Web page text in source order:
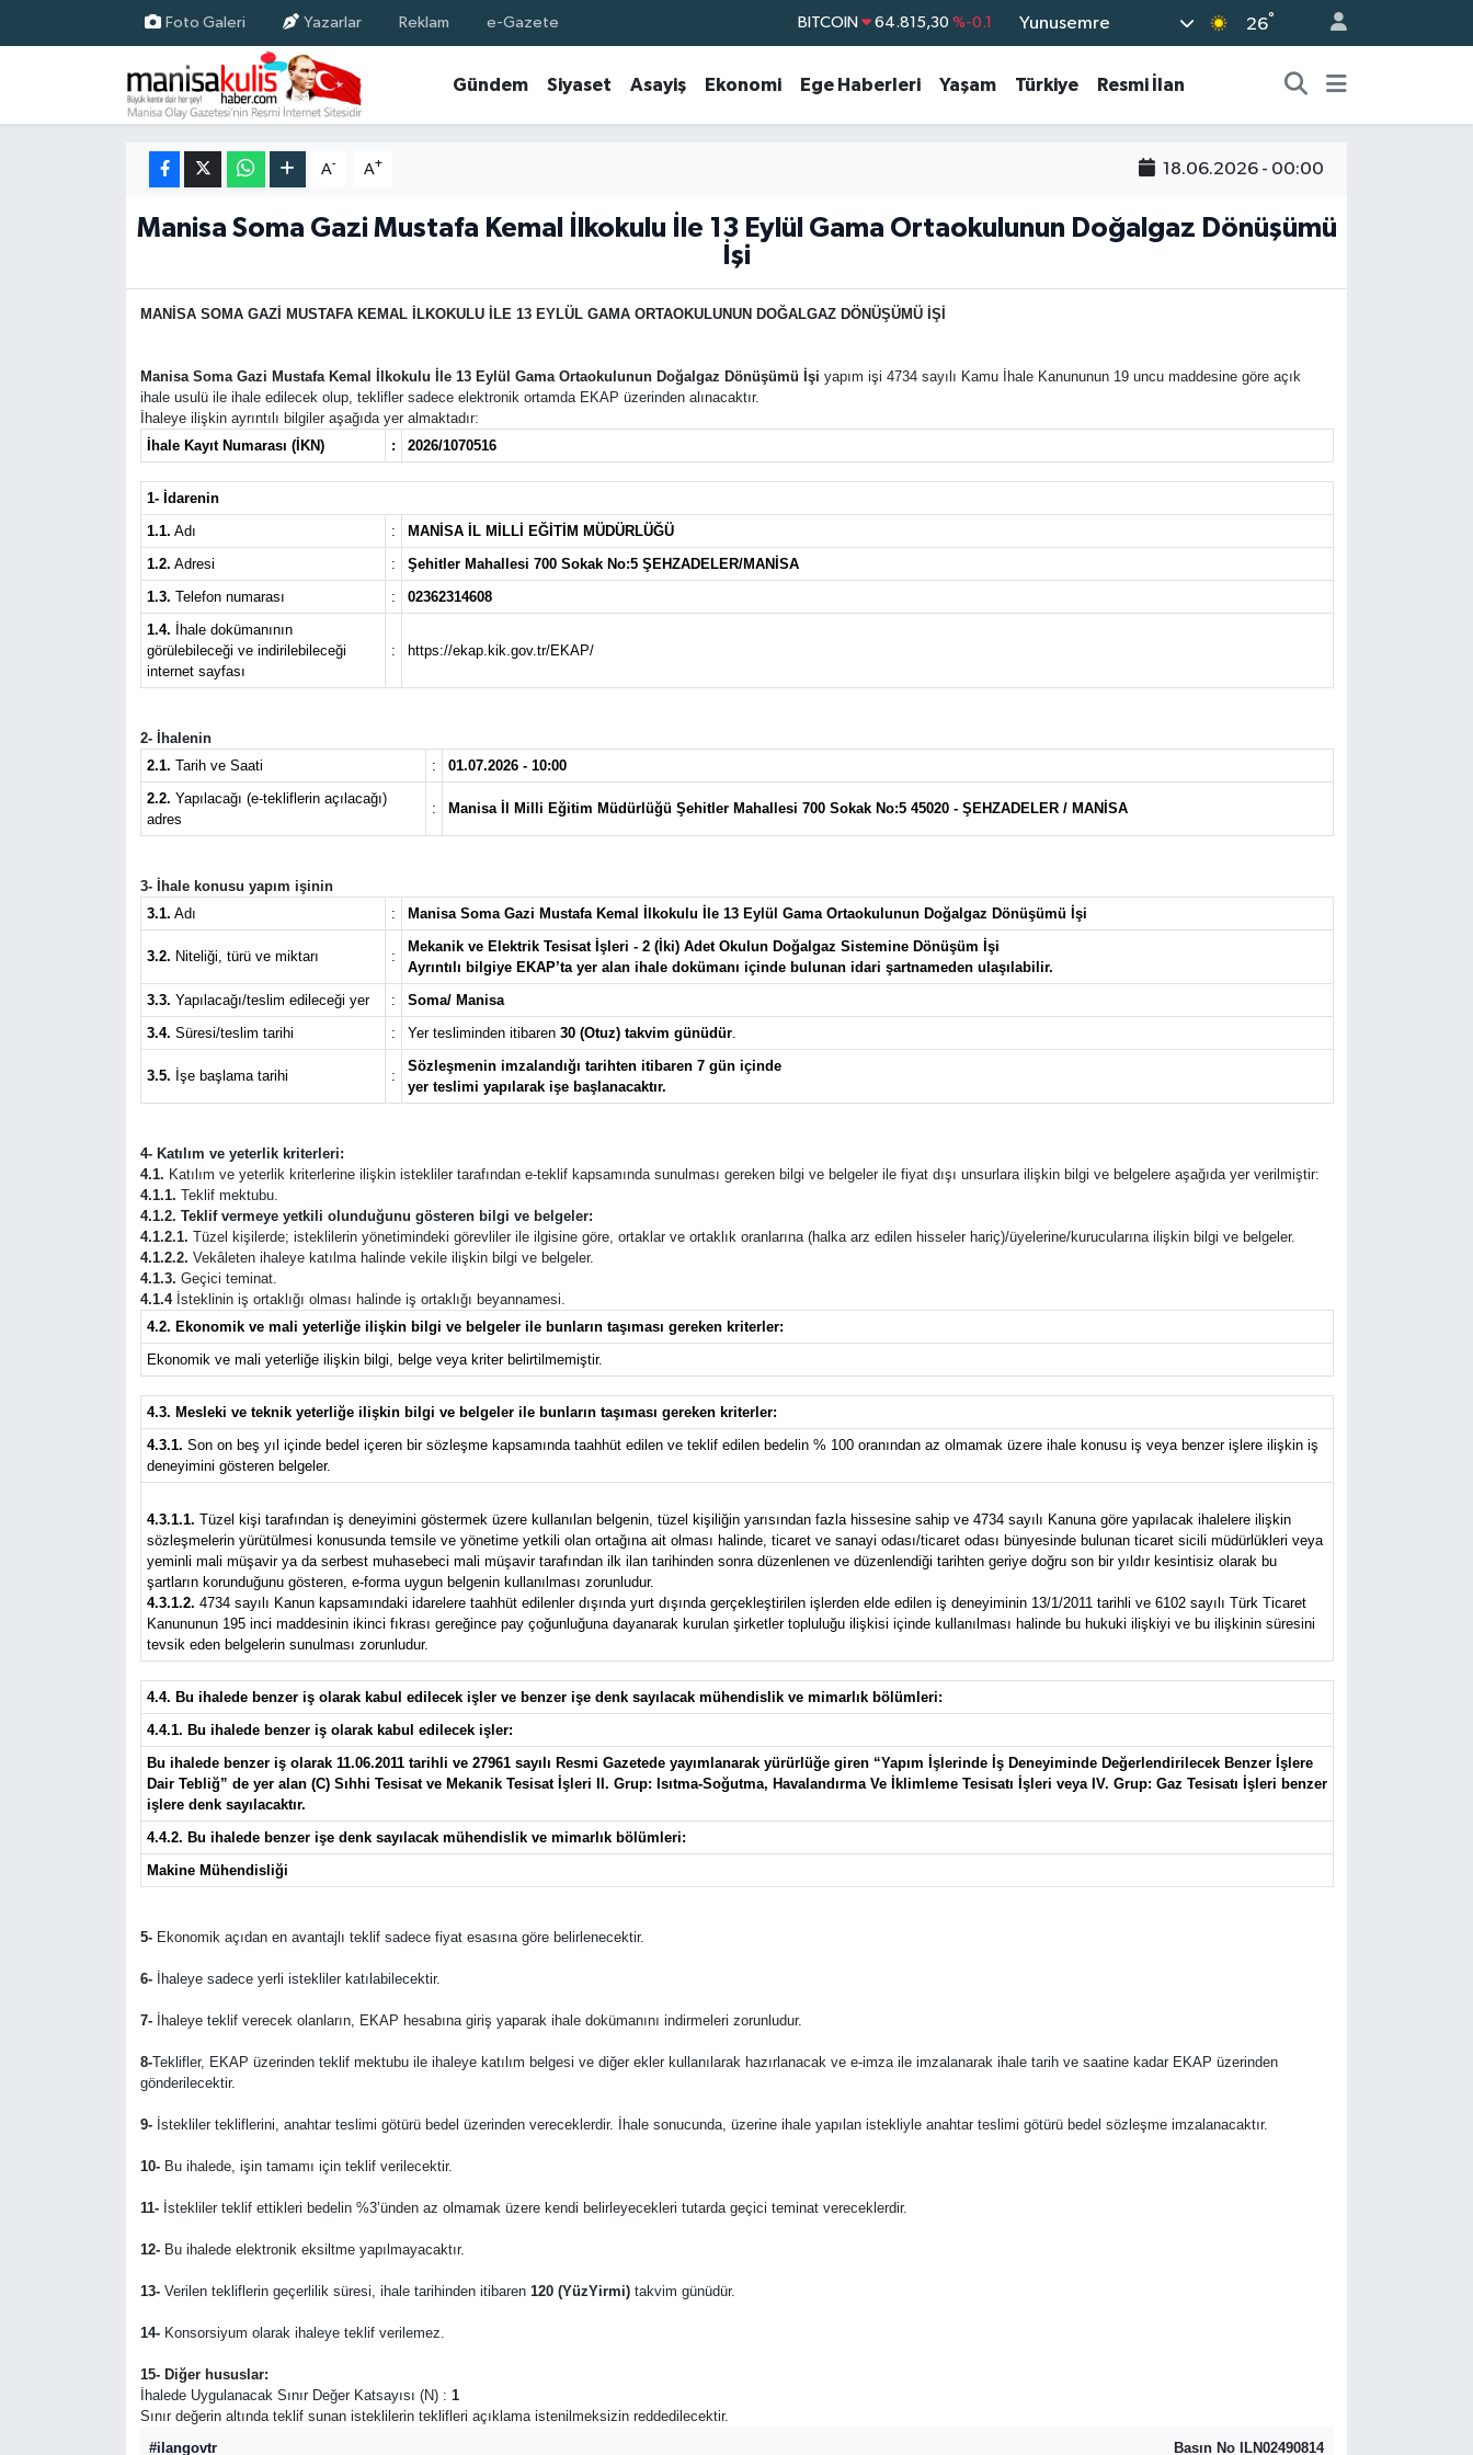
Foto Galeri Yazarlar Reklam e-Gazete BITCOIN 64.815,30 %-0.1
BİST100 13.779 %-14
Yunusemre 26°
Gündem Siyaset Asayiş Ekonomi Ege Haberleri Yaşam Türkiye Resmi İlan
A- A+ 18.06.2026 - 00:00
Manisa Soma Gazi Mustafa Kemal İlkokulu İle 13 Eylül Gama Ortaokulunun Doğalgaz Dönüşümü
İşi
MANİSA SOMA GAZİ MUSTAFA KEMAL İLKOKULU İLE 13 EYLÜL GAMA ORTAOKULUNUN DOĞALGAZ DÖNÜŞÜMÜ İŞİ
Manisa Soma Gazi Mustafa Kemal İlkokulu İle 13 Eylül Gama Ortaokulunun Doğalgaz Dönüşümü İşi yapım işi 4734 sayılı Kamu İhale Kanununun 19 uncu maddesine göre açık
ihale usulü ile ihale edilecek olup, teklifler sadece elektronik ortamda EKAP üzerinden alınacaktır.
İhaleye ilişkin ayrıntılı bilgiler aşağıda yer almaktadır:
İhale Kayıt Numarası (İKN)
: 2026/1070516
1- İdarenin
1.1. Adı :
MANİSA İL MİLLİ EĞİTİM MÜDÜRLÜĞÜ
1.2. Adresi :
Şehitler Mahallesi 700 Sokak No:5 ŞEHZADELER/MANİSA
1.3. Telefon numarası :
02362314608
1.4. İhale dokümanının
görülebileceği ve indirilebileceği
internet sayfası
: https://ekap.kik.gov.tr/EKAP/
2- İhalenin
2.1. Tarih ve Saati :
01.07.2026 - 10:00
2.2. Yapılacağı (e-tekliflerin açılacağı)
adres
: Manisa İl Milli Eğitim Müdürlüğü Şehitler Mahallesi 700 Sokak No:5 45020 - ŞEHZADELER / MANİSA
3- İhale konusu yapım işinin
3.1. Adı : Manisa Soma Gazi Mustafa Kemal İlkokulu İle 13 Eylül Gama Ortaokulunun Doğalgaz Dönüşümü İşi
3.2. Niteliği, türü ve miktarı :
Mekanik ve Elektrik Tesisat İşleri - 2 (İki) Adet Okulun Doğalgaz Sistemine Dönüşüm İşi
Ayrıntılı bilgiye EKAP’ta yer alan ihale dokümanı içinde bulunan idari şartnameden ulaşılabilir.
3.3. Yapılacağı/teslim edileceği yer :
Soma/ Manisa
3.4. Süresi/teslim tarihi : Yer tesliminden itibaren 30 (Otuz) takvim günüdür.
3.5. İşe başlama tarihi :
Sözleşmenin imzalandığı tarihten itibaren 7 gün içinde
yer teslimi yapılarak işe başlanacaktır.
4- Katılım ve yeterlik kriterleri:
4.1. Katılım ve yeterlik kriterlerine ilişkin istekliler tarafından e-teklif kapsamında sunulması gereken bilgi ve belgeler ile fiyat dışı unsurlara ilişkin bilgi ve belgelere aşağıda yer verilmiştir:
4.1.1. Teklif mektubu.
4.1.2. Teklif vermeye yetkili olunduğunu gösteren bilgi ve belgeler:
4.1.2.1. Tüzel kişilerde; isteklilerin yönetimindeki görevliler ile ilgisine göre, ortaklar ve ortaklık oranlarına (halka arz edilen hisseler hariç)/üyelerine/kurucularına ilişkin bilgi ve belgeler.
4.1.2.2. Vekâleten ihaleye katılma halinde vekile ilişkin bilgi ve belgeler.
4.1.3. Geçici teminat.
4.1.4İsteklinin iş ortaklığı olması halinde iş ortaklığı beyannamesi.
4.2. Ekonomik ve mali yeterliğe ilişkin bilgi ve belgeler ile bunların taşıması gereken kriterler:
Ekonomik ve mali yeterliğe ilişkin bilgi, belge veya kriter belirtilmemiştir.
4.3. Mesleki ve teknik yeterliğe ilişkin bilgi ve belgeler ile bunların taşıması gereken kriterler:
4.3.1. Son on beş yıl içinde bedel içeren bir sözleşme kapsamında taahhüt edilen ve teklif edilen bedelin % 100 oranından az olmamak üzere ihale konusu iş veya benzer işlere ilişkin iş
deneyimini gösteren belgeler.
4.3.1.1. Tüzel kişi tarafından iş deneyimini göstermek üzere kullanılan belgenin, tüzel kişiliğin yarısından fazla hissesine sahip ve 4734 sayılı Kanuna göre yapılacak ihalelere ilişkin
sözleşmelerin yürütülmesi konusunda temsile ve yönetime yetkili olan ortağına ait olması halinde, ticaret ve sanayi odası/ticaret odası bünyesinde bulunan ticaret sicili müdürlükleri veya
yeminli mali müşavir ya da serbest muhasebeci mali müşavir tarafından ilk ilan tarihinden sonra düzenlenen ve düzenlendiği tarihten geriye doğru son bir yıldır kesintisiz olarak bu
şartların korunduğunu gösteren, e-forma uygun belgenin kullanılması zorunludur.
4.3.1.2. 4734 sayılı Kanun kapsamındaki idarelere taahhüt edilenler dışında yurt dışında gerçekleştirilen işlerden elde edilen iş deneyiminin 13/1/2011 tarihli ve 6102 sayılı Türk Ticaret
Kanununun 195 inci maddesinin ikinci fıkrası gereğince pay çoğunluğuna dayanarak kurulan şirketler topluluğu ilişkisi içinde kullanılması halinde bu hukuki ilişkiyi ve bu ilişkinin süresini
tevsik eden belgelerin sunulması zorunludur.
4.4. Bu ihalede benzer iş olarak kabul edilecek işler ve benzer işe denk sayılacak mühendislik ve mimarlık bölümleri:
4.4.1. Bu ihalede benzer iş olarak kabul edilecek işler:
Bu ihalede benzer iş olarak 11.06.2011 tarihli ve 27961 sayılı Resmi Gazetede yayımlanarak yürürlüğe giren “Yapım İşlerinde İş Deneyiminde Değerlendirilecek Benzer İşlere
Dair Tebliğ” de yer alan (C) Sıhhi Tesisat ve Mekanik Tesisat İşleri II. Grup: Isıtma-Soğutma, Havalandırma Ve İklimleme Tesisatı İşleri veya IV. Grup: Gaz Tesisatı İşleri benzer
işlere denk sayılacaktır.
4.4.2. Bu ihalede benzer işe denk sayılacak mühendislik ve mimarlık bölümleri:
Makine Mühendisliği
5-Ekonomik açıdan en avantajlı teklif sadece fiyat esasına göre belirlenecektir.
6- İhaleye sadece yerli istekliler katılabilecektir.
7-İhaleye teklif verecek olanların, EKAP hesabına giriş yaparak ihale dokümanını indirmeleri zorunludur.
8-Teklifler, EKAP üzerinden teklif mektubu ile ihaleye katılım belgesi ve diğer ekler kullanılarak hazırlanacak ve e-imza ile imzalanarak ihale tarih ve saatine kadar EKAP üzerinden
gönderilecektir.
9-İstekliler tekliflerini, anahtar teslimi götürü bedel üzerinden vereceklerdir. İhale sonucunda, üzerine ihale yapılan istekliyle anahtar teslimi götürü bedel sözleşme imzalanacaktır.
10-Bu ihalede, işin tamamı için teklif verilecektir.
11-İstekliler teklif ettikleri bedelin %3’ünden az olmamak üzere kendi belirleyecekleri tutarda geçici teminat vereceklerdir.
12- Bu ihalede elektronik eksiltme yapılmayacaktır.
13-Verilen tekliflerin geçerlilik süresi, ihale tarihinden itibaren 120 (YüzYirmi)takvim günüdür.
14-Konsorsiyum olarak ihaleye teklif verilemez.
15- Diğer hususlar:
İhalede Uygulanacak Sınır Değer Katsayısı (N) : 1
Sınır değerin altında teklif sunan isteklilerin teklifleri açıklama istenilmeksizin reddedilecektir.
#ilangovtr
Basın No ILN02490814
Yunusemre Nöbetçi Eczaneler
Tüm Manşetler
Haber Arşivi